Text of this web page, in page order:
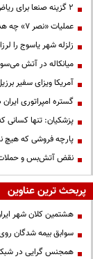
۲ گزینه صنعا برای ریاض
عملیات «نصر ۷» چه هدفی را دنبال می‌کرد؟
زلزله شهر یاسوج را
میانکاله در آتش
آمریکا ویزای سفیر
گستره امپراتوری ایران در ۵ قرن پیش از میلاد؛ تصویری از ایران ۲۵
پزشکیان: تنها کسانی
پارچه فروشی که هیچ
نقض آتش‌بس و حملات
پربحث ترین عناوین
هشتمین کلان شهر
سوابق بیمه شدگان
همجنس گرایی در